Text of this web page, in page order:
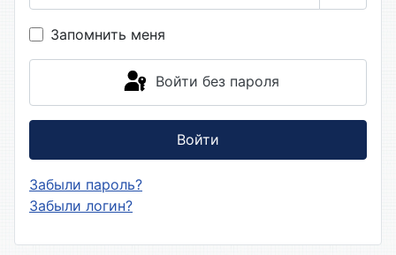
Запомнить меня
Войти без пароля
Войти
Забыли пароль?
Забыли логин?